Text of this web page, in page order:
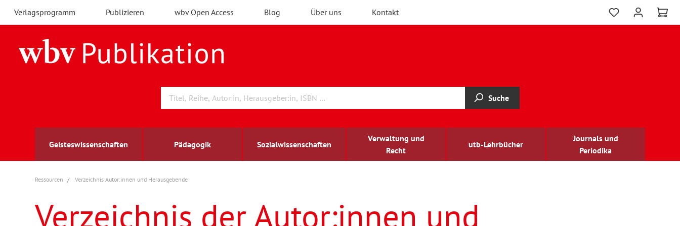
Verlagsprogramm Publizieren wbv Open Access Blog Über uns Kontakt
Suche
Geisteswissenschaften Pädagogik Sozialwissenschaften
Verwaltung und
Recht
utb-Lehrbücher
Journals und
Periodika
Archäologie
Berufs- und Wirtschaftspädagogik
Arbeitsmarktforschung
Außenwirtschaft
berufsbildung
Ressourcen Verzeichnis Autor:innen und Herausgebende
Verzeichnis der Autor:innen und